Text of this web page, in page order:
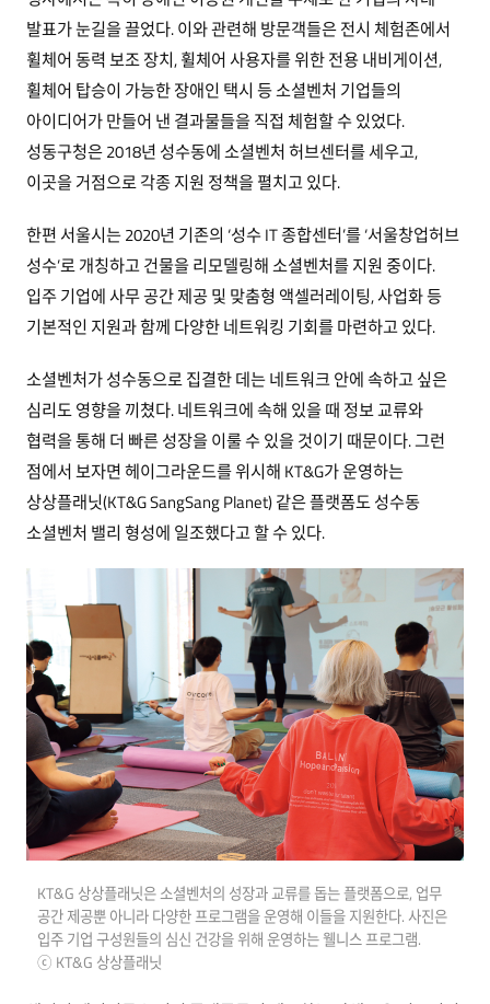
발표가 눈길을 끌었다. 이와 관련해 방문객들은 전시 체험존에서
휠체어 동력 보조 장치, 휠체어 사용자를 위한 전용 내비게이션,
휠체어 탑승이 가능한 장애인 택시 등 소셜벤처 기업들의
아이디어가 만들어 낸 결과물들을 직접 체험할 수 있었다.
성동구청은 2018년 성수동에 소셜벤처 허브센터를 세우고,
이곳을 거점으로 각종 지원 정책을 펼치고 있다.
한편 서울시는 2020년 기존의 ‘성수 IT 종합센터’를 ‘서울창업허브
성수’로 개칭하고 건물을 리모델링해 소셜벤처를 지원 중이다.
입주 기업에 사무 공간 제공 및 맞춤형 액셀러레이팅, 사업화 등
기본적인 지원과 함께 다양한 네트워킹 기회를 마련하고 있다.
소셜벤처가 성수동으로 집결한 데는 네트워크 안에 속하고 싶은
심리도 영향을 끼쳤다. 네트워크에 속해 있을 때 정보 교류와
협력을 통해 더 빠른 성장을 이룰 수 있을 것이기 때문이다. 그런
점에서 보자면 헤이그라운드를 위시해 KT&G가 운영하는
상상플래닛(KT&G SangSang Planet) 같은 플랫폼도 성수동
소셜벤처 밸리 형성에 일조했다고 할 수 있다.
KT&G 상상플래닛은 소셜벤처의 성장과 교류를 돕는 플랫폼으로, 업무
공간 제공뿐 아니라 다양한 프로그램을 운영해 이들을 지원한다. 사진은
입주 기업 구성원들의 심신 건강을 위해 운영하는 웰니스 프로그램.
ⓒ KT&G 상상플래닛